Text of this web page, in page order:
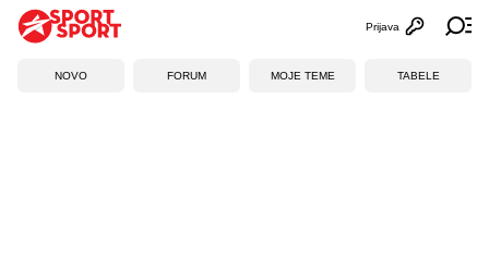
Otvori
Prijava
NOVO FORUM MOJE TEME TABELE